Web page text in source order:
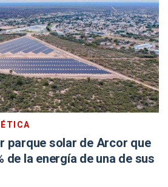
parque solar de Arcor que
de la energía de una de sus